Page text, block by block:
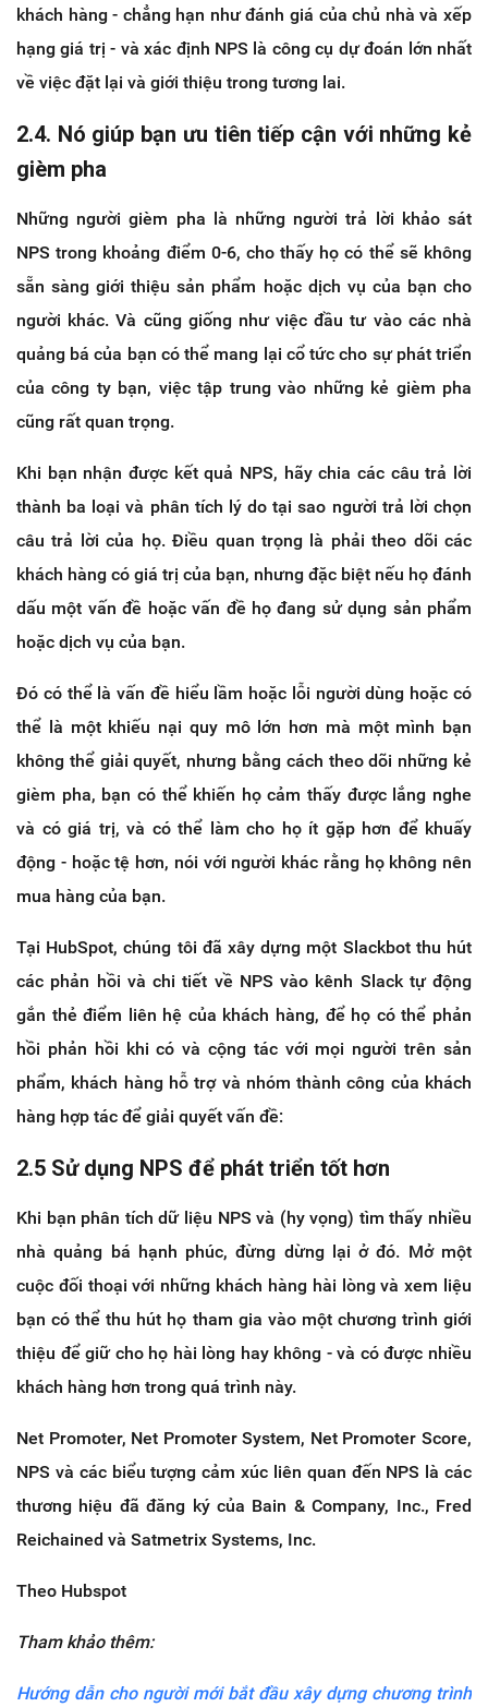
khách hàng - chẳng hạn như đánh giá của chủ nhà và xếp
hạng giá trị - và xác định NPS là công cụ dự đoán lớn nhất
về việc đặt lại và giới thiệu trong tương lai.
2.4. Nó giúp bạn ưu tiên tiếp cận với những kẻ
gièm pha
Những người gièm pha là những người trả lời khảo sát
NPS trong khoảng điểm 0-6, cho thấy họ có thể sẽ không
sẵn sàng giới thiệu sản phẩm hoặc dịch vụ của bạn cho
người khác. Và cũng giống như việc đầu tư vào các nhà
quảng bá của bạn có thể mang lại cổ tức cho sự phát triển
của công ty bạn, việc tập trung vào những kẻ gièm pha
cũng rất quan trọng.
Khi bạn nhận được kết quả NPS, hãy chia các câu trả lời
thành ba loại và phân tích lý do tại sao người trả lời chọn
câu trả lời của họ. Điều quan trọng là phải theo dõi các
khách hàng có giá trị của bạn, nhưng đặc biệt nếu họ đánh
dấu một vấn đề hoặc vấn đề họ đang sử dụng sản phẩm
hoặc dịch vụ của bạn.
Đó có thể là vấn đề hiểu lầm hoặc lỗi người dùng hoặc có
thể là một khiếu nại quy mô lớn hơn mà một mình bạn
không thể giải quyết, nhưng bằng cách theo dõi những kẻ
gièm pha, bạn có thể khiến họ cảm thấy được lắng nghe
và có giá trị, và có thể làm cho họ ít gặp hơn để khuấy
động - hoặc tệ hơn, nói với người khác rằng họ không nên
mua hàng của bạn.
Tại HubSpot, chúng tôi đã xây dựng một Slackbot thu hút
các phản hồi và chi tiết về NPS vào kênh Slack tự động
gắn thẻ điểm liên hệ của khách hàng, để họ có thể phản
hồi phản hồi khi có và cộng tác với mọi người trên sản
phẩm, khách hàng hỗ trợ và nhóm thành công của khách
hàng hợp tác để giải quyết vấn đề:
2.5 Sử dụng NPS để phát triển tốt hơn
Khi bạn phân tích dữ liệu NPS và (hy vọng) tìm thấy nhiều
nhà quảng bá hạnh phúc, đừng dừng lại ở đó. Mở một
cuộc đối thoại với những khách hàng hài lòng và xem liệu
bạn có thể thu hút họ tham gia vào một chương trình giới
thiệu để giữ cho họ hài lòng hay không - và có được nhiều
khách hàng hơn trong quá trình này.
Net Promoter, Net Promoter System, Net Promoter Score,
NPS và các biểu tượng cảm xúc liên quan đến NPS là các
thương hiệu đã đăng ký của Bain & Company, Inc., Fred
Reichained và Satmetrix Systems, Inc.
Theo Hubspot
Tham khảo thêm:
Hướng dẫn cho người mới bắt đầu xây dựng chương trình